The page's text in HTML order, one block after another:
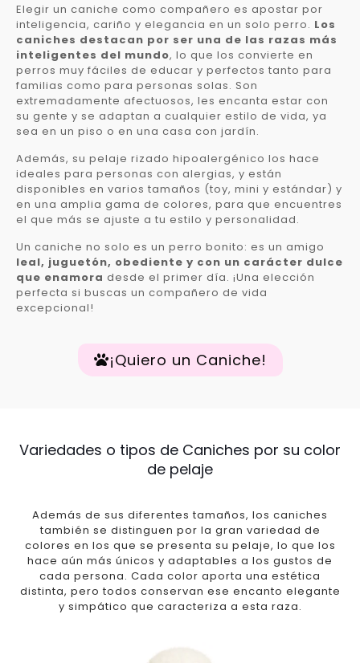
Elegir un caniche como compañero es apostar por
inteligencia, cariño y elegancia en un solo perro. Los
caniches destacan por ser una de las razas más
inteligentes del mundo, lo que los convierte en
perros muy fáciles de educar y perfectos tanto para
familias como para personas solas. Son
extremadamente afectuosos, les encanta estar con
su gente y se adaptan a cualquier estilo de vida, ya
sea en un piso o en una casa con jardín.
Además, su pelaje rizado hipoalergénico los hace
ideales para personas con alergias, y están
disponibles en varios tamaños (toy, mini y estándar) y
en una amplia gama de colores, para que encuentres
el que más se ajuste a tu estilo y personalidad.
Un caniche no solo es un perro bonito: es un amigo
leal, juguetón, obediente y con un carácter dulce
que enamora desde el primer día. ¡Una elección
perfecta si buscas un compañero de vida
excepcional!
¡Quiero un Caniche!
Variedades o tipos de Caniches por su color
de pelaje
Además de sus diferentes tamaños, los caniches
también se distinguen por la gran variedad de
colores en los que se presenta su pelaje, lo que los
hace aún más únicos y adaptables a los gustos de
cada persona. Cada color aporta una estética
distinta, pero todos conservan ese encanto elegante
y simpático que caracteriza a esta raza.